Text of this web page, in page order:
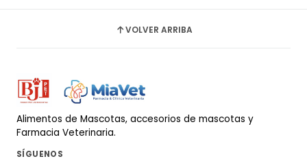
VOLVER ARRIBA
Alimentos de Mascotas, accesorios de mascotas y
Farmacia Veterinaria.
SÍGUENOS